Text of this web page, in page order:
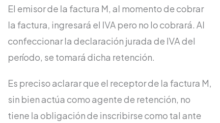
El emisor de la factura M, al momento de cobrar
la factura, ingresará el IVA pero no lo cobrará. Al
confeccionar la declaración jurada de IVA del
período, se tomará dicha retención.
Es preciso aclarar que el receptor de la factura M,
sin bien actúa como agente de retención, no
tiene la obligación de inscribirse como tal ante